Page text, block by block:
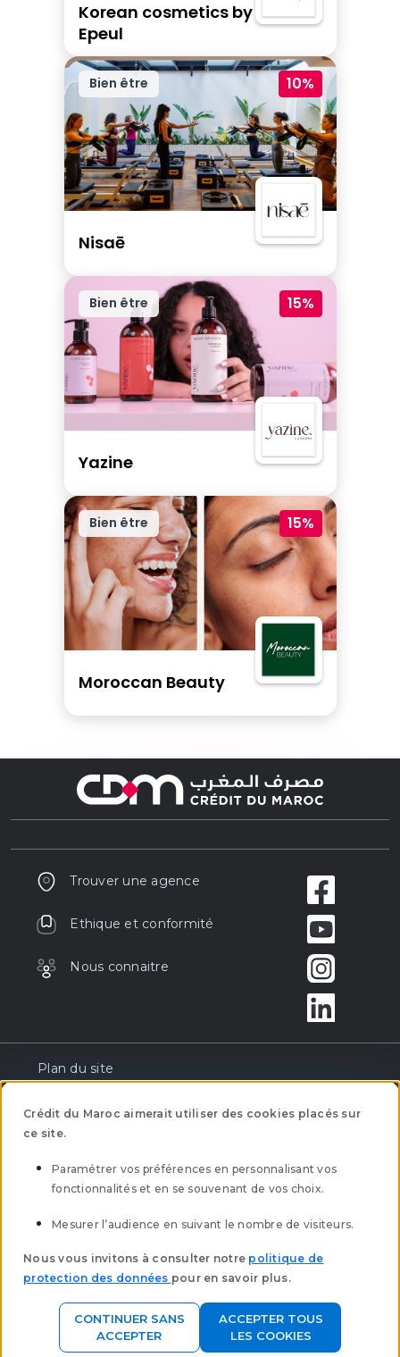
Korean cosmetics by
Epeul
Bien être 10%
Nisaē
Bien être 15%
Yazine
Bien être 15%
Moroccan Beauty
Trouver une agence
Ethique et conformité
Nous connaitre
Plan du site
Réclamation
Mentions légales
Clôture des comptes à vue
Politique Protection des données
Crédit du Maroc aimerait utiliser des cookies placés sur
ce site.
Paramétrer vos préférences en personnalisant vos
fonctionnalités et en se souvenant de vos choix.
Mesurer l’audience en suivant le nombre de visiteurs.
Nous vous invitons à consulter notre politique de
protection des données pour en savoir plus.
CONTINUER SANS
ACCEPTER
ACCEPTER TOUS
LES COOKIES